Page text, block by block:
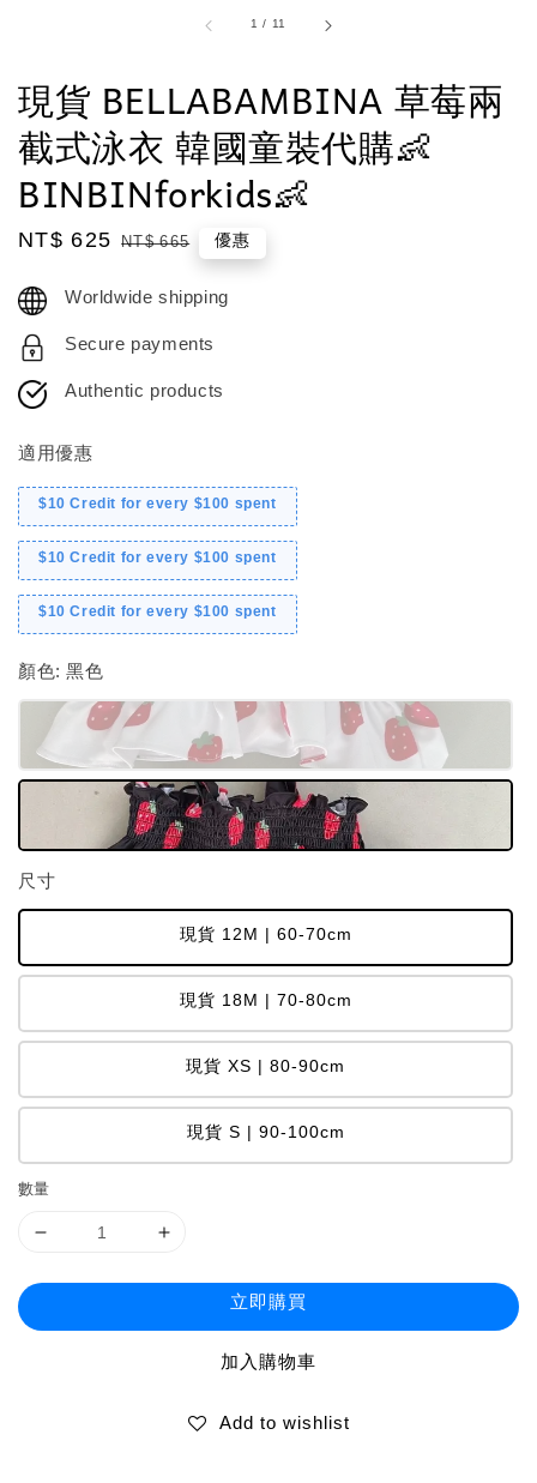
1 / 11
現貨 BELLABAMBINA 草莓兩
截式泳衣 韓國童裝代購👶
BINBINforkids👶
Sale
NT$ 625 Regular
NT$ 665 優惠
Worldwide shipping
Secure payments
Authentic products
適用優惠
$10 Credit for every $100 spent
$10 Credit for every $100 spent
$10 Credit for every $100 spent
顏色: 黑色
尺寸
現貨 12M | 60-70cm
現貨 18M | 70-80cm
現貨 XS | 80-90cm
現貨 S | 90-100cm
數量
立即購買
加入購物車
Add to wishlist